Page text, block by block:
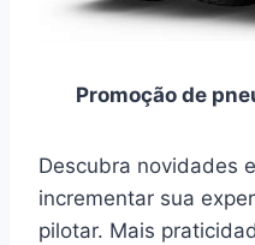
Promoção de
Descubra novidades
incrementar sua
pilotar. Mais